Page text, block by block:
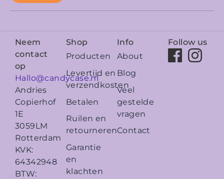
Neem
contact
op
Hallo@candycase.nl
Andries
Copierhof
1E
3059LM
Rotterdam
KVK:
64342948
BTW:
Shop
Producten
Levertijd en
verzendkosten
Betalen
Ruilen en
retourneren
Garantie
en
klachten
Info
About
Blog
Veel
gestelde
vragen
Contact
Follow us